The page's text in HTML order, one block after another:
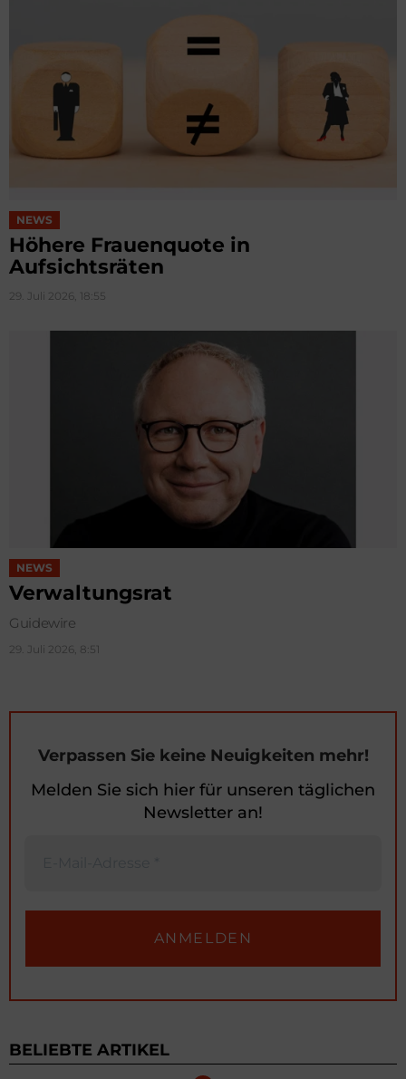
NEWS
Höhere Frauenquote in
Aufsichtsräten
29. Juli 2026, 18:55
NEWS
Verwaltungsrat
Guidewire
29. Juli 2026, 8:51
Verpassen Sie keine Neuigkeiten mehr!
Melden Sie sich hier für unseren täglichen
Newsletter an!
BELIEBTE ARTIKEL